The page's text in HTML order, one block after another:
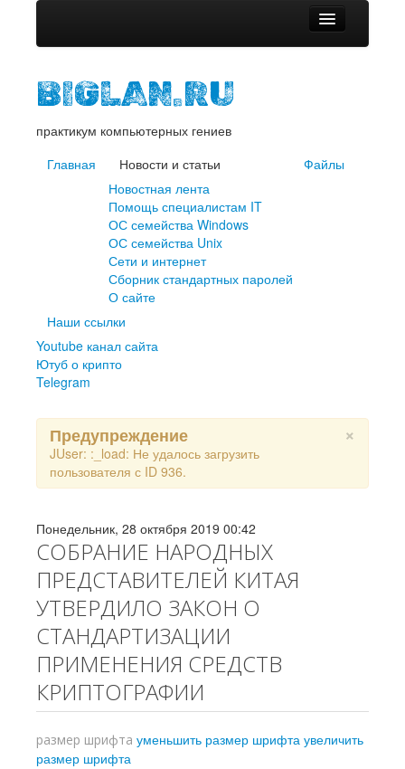
Новости и статьи
Новостная лента
ОС семейства Windows
ОС семейства Unix
Сети и интернет
Сборник стандартных паролей
Файлы
Наши ссылки
Youtube канал сайта
Telegram
BIGLAN.RU
практикум компьютерных гениев
Главная
Новости и статьи
Новостная лента
Помощь специалистам IT
ОС семейства Windows
ОС семейства Unix
Сети и интернет
Сборник стандартных паролей
О сайте
Файлы
Наши ссылки
Youtube канал сайта
Ютуб о крипто
Telegram
×
Предупреждение
JUser: :_load: Не удалось загрузить
пользователя с ID 936.
Понедельник, 28 октября 2019 00:42
СОБРАНИЕ НАРОДНЫХ
ПРЕДСТАВИТЕЛЕЙ КИТАЯ
УТВЕРДИЛО ЗАКОН О
СТАНДАРТИЗАЦИИ
ПРИМЕНЕНИЯ СРЕДСТВ
КРИПТОГРАФИИ
размер шрифта уменьшить размер шрифта увеличить
размер шрифта